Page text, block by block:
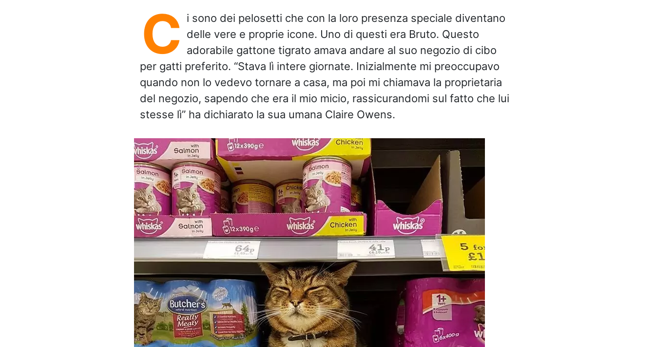
C i sono dei pelosetti che con la loro presenza speciale diventano
delle vere e proprie icone. Uno di questi era Bruto. Questo
adorabile gattone tigrato amava andare al suo negozio di cibo
per gatti preferito. “Stava lì intere giornate. Inizialmente mi preoccupavo
quando non lo vedevo tornare a casa, ma poi mi chiamava la proprietaria
del negozio, sapendo che era il mio micio, rassicurandomi sul fatto che lui
stesse lì” ha dichiarato la sua umana Claire Owens.